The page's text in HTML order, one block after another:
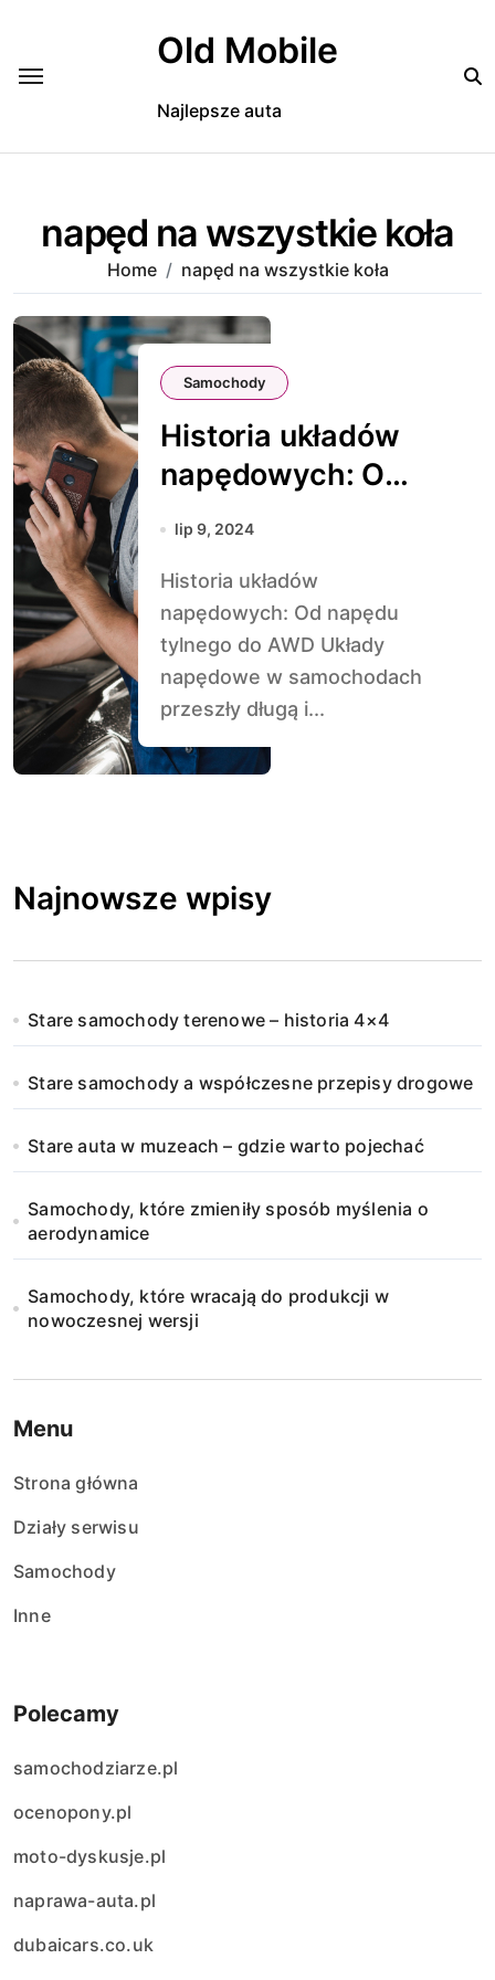
Old Mobile
Najlepsze auta
napęd na wszystkie koła
Home napęd na wszystkie koła
Samochody
Historia układów
napędowych: Od
napędu tylnego
lip 9, 2024
Historia układów
napędowych: Od napędu
tylnego do AWD Układy
napędowe w samochodach
przeszły długą i...
Najnowsze wpisy
Stare samochody terenowe – historia 4×4
Stare samochody a współczesne przepisy drogowe
Stare auta w muzeach – gdzie warto pojechać
Samochody, które zmieniły sposób myślenia o
aerodynamice
Samochody, które wracają do produkcji w
nowoczesnej wersji
Menu
Strona główna
Działy serwisu
Samochody
Inne
Polecamy
samochodziarze.pl
ocenopony.pl
moto-dyskusje.pl
naprawa-auta.pl
dubaicars.co.uk